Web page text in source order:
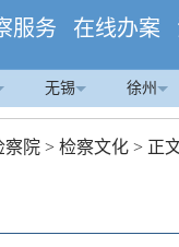
服务 在线办案
无锡 徐州
察院 > 检察文化 > 正